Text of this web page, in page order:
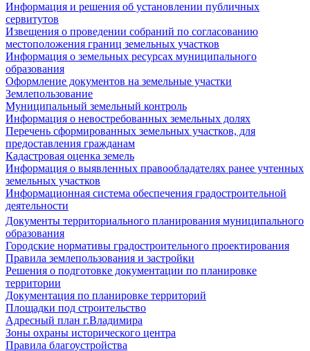
Информация и решения об установлении публичных
сервитутов
Извещения о проведении собраний по согласованию
местоположения границ земельных участков
Информация о земельных ресурсах муниципального
образования
Оформление документов на земельные участки
Землепользование
Муниципальный земельный контроль
Информация о невостребованных земельных долях
Перечень сформированных земельных участков, для
предоставления гражданам
Кадастровая оценка земель
Информация о выявленных правообладателях ранее учтенных
земельных участков
Информационная система обеспечения градостроительной
деятельности
Документы территориального планирования муниципального
образования
Городские нормативы градостроительного проектирования
Правила землепользования и застройки
Решения о подготовке документации по планировке
территории
Документация по планировке территорий
Площадки под строительство
Адресный план г.Владимира
Зоны охраны исторического центра
Правила благоустройства